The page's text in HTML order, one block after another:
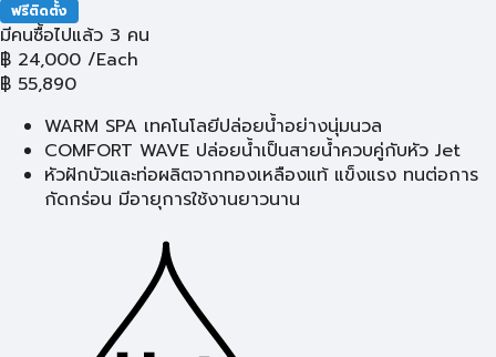
ฟรีติดตั้ง
มีคนซื้อไปแล้ว 3 คน
฿ 24,000 /Each
฿ 55,890
WARM SPA เทคโนโลยีปล่อยน้ำอย่างนุ่มนวล
COMFORT WAVE ปล่อยน้ำเป็นสายน้ำควบคู่กับหัว Jet
หัวฝักบัวและท่อผลิตจากทองเหลืองแท้ แข็งแรง ทนต่อการ
กัดกร่อน มีอายุการใช้งานยาวนาน